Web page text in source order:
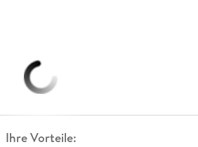
Ihre Vorteile: